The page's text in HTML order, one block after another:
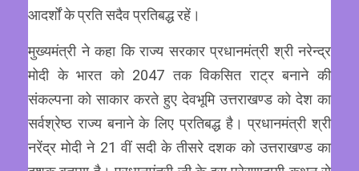
आदर्शों के प्रति सदैव प्रतिबद्ध रहें।
मुख्यमंत्री ने कहा कि राज्य सरकार प्रधानमंत्री श्री नरेन्द्र
मोदी के भारत को 2047 तक विकसित राट्र बनाने की
संकल्पना को साकार करते हुए देवभूमि उत्तराखण्ड को देश का
सर्वश्रेष्ठ राज्य बनाने के लिए प्रतिबद्ध है। प्रधानमंत्री श्री
नरेंद्र मोदी ने 21 वीं सदी के तीसरे दशक को उत्तराखण्ड का